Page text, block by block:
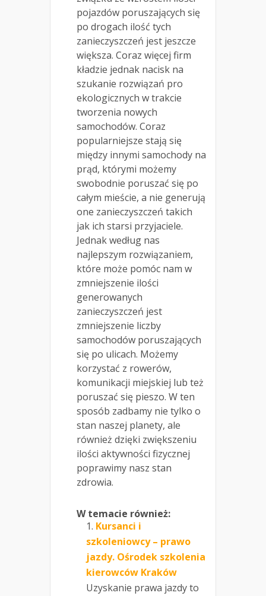
pojazdów poruszających się
po drogach ilość tych
zanieczyszczeń jest jeszcze
większa. Coraz więcej firm
kładzie jednak nacisk na
szukanie rozwiązań pro
ekologicznych w trakcie
tworzenia nowych
samochodów. Coraz
popularniejsze stają się
między innymi samochody na
prąd, którymi możemy
swobodnie poruszać się po
całym mieście, a nie generują
one zanieczyszczeń takich
jak ich starsi przyjaciele.
Jednak według nas
najlepszym rozwiązaniem,
które może pomóc nam w
zmniejszenie ilości
generowanych
zanieczyszczeń jest
zmniejszenie liczby
samochodów poruszających
się po ulicach. Możemy
korzystać z rowerów,
komunikacji miejskiej lub też
poruszać się pieszo. W ten
sposób zadbamy nie tylko o
stan naszej planety, ale
również dzięki zwiększeniu
ilości aktywności fizycznej
poprawimy nasz stan
zdrowia.
W temacie również:
Kursanci i
szkoleniowcy – prawo
jazdy. Ośrodek szkolenia
kierowców Kraków
Uzyskanie prawa jazdy to